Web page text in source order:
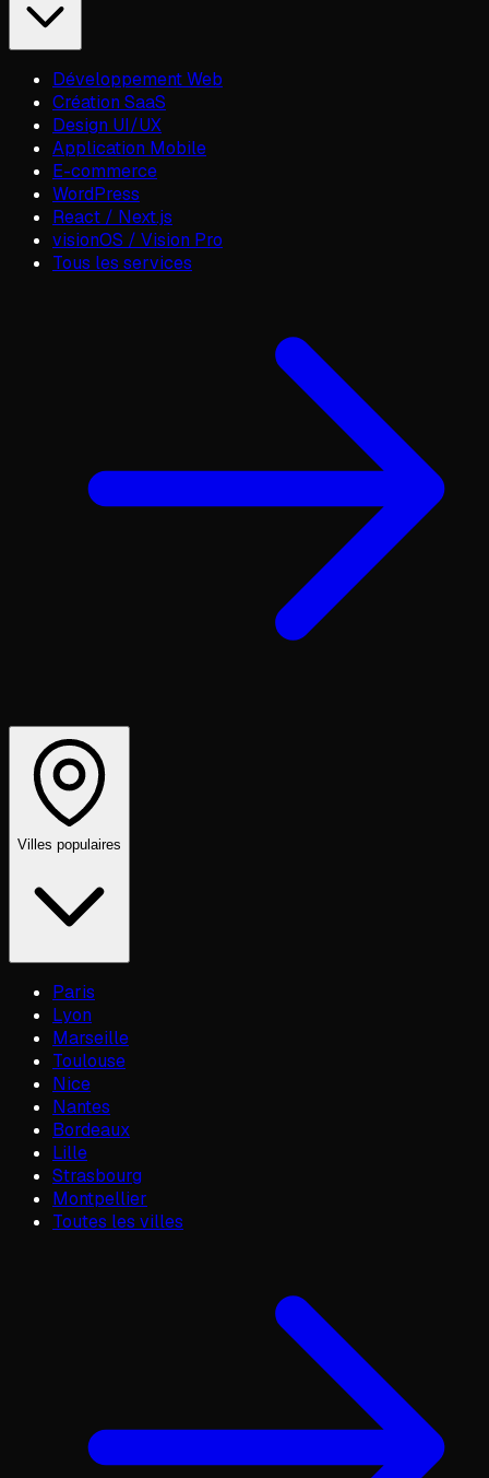
Développement Web
Création SaaS
Design UI/UX
Application Mobile
E-commerce
WordPress
React / Next.js
visionOS / Vision Pro
Tous les services
Villes populaires
Paris
Lyon
Marseille
Toulouse
Nice
Nantes
Bordeaux
Lille
Strasbourg
Montpellier
Toutes les villes